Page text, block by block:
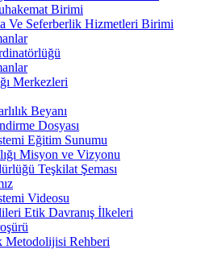
Birimi
Ve Seferberlik Hizmetleri Birimi
Merkezleri
Beyanı
Dosyası
Eğitim Sunumu
Misyon ve Vizyonu
Teşkilat Şeması
Videosu
Etik Davranış İlkeleri
Metodolijisi Rehberi